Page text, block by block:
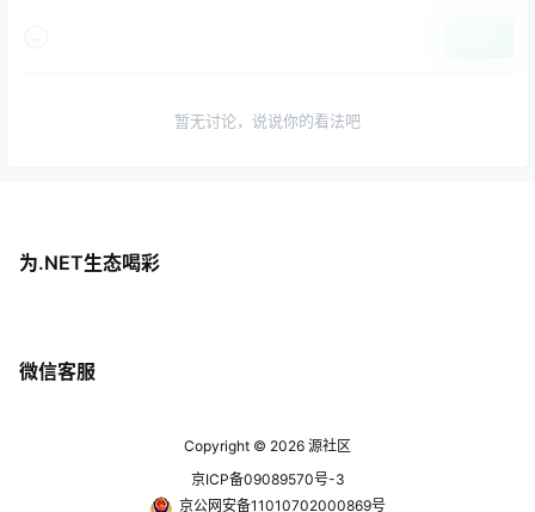
暂无讨论，说说你的看法吧
为.NET生态喝彩
微信客服
Copyright © 2026 源社区
京ICP备09089570号-3
京公网安备11010702000869号